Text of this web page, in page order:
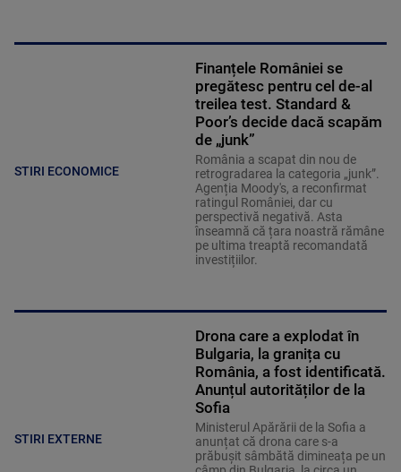
STIRI ECONOMICE
Finanțele României se
pregătesc pentru cel de-al
treilea test. Standard &
Poor’s decide dacă scapăm
de „junk”
România a scapat din nou de
retrogradarea la categoria „junk”.
Agenția Moody's, a reconfirmat
ratingul României, dar cu
perspectivă negativă. Asta
înseamnă că țara noastră rămâne
pe ultima treaptă recomandată
investițiilor.
STIRI EXTERNE
Drona care a explodat în
Bulgaria, la granița cu
România, a fost identificată.
Anunțul autorităților de la
Sofia
Ministerul Apărării de la Sofia a
anunțat că drona care s-a
prăbușit sâmbătă dimineața pe un